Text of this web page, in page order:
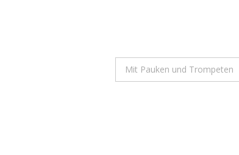
Mit Pauken und Trompeten